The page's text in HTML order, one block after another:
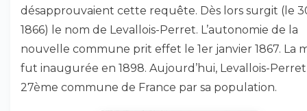
désapprouvaient cette requête. Dès lors surgit (le
1866) le nom de Levallois-Perret. L’autonomie de la
nouvelle commune prit effet le 1er janvier 1867. La
fut inaugurée en 1898. Aujourd’hui, Levallois-
27ème commune de France par sa population.